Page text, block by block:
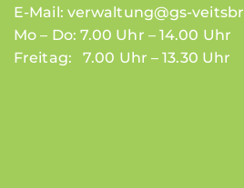
E-Mail: verwaltung@gs-
Mo – Do: 7.00 Uhr – 14.00 Uhr
Freitag: 7.00 Uhr – 13.30 Uhr